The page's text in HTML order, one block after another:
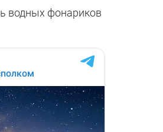
водных фонариков